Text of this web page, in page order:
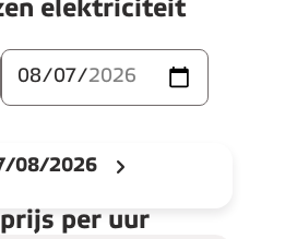
elektriciteit
datum
08/2026
per uur